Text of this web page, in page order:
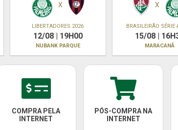
X
LIBERTADORES 2026
12/08 | 19H00
NUBANK PARQUE
X
BRASILEIRÃO SÉRIE
15/08 |
MARACANÃ
COMPRA PELA
INTERNET
PÓS-COMPRA NA
INTERNET